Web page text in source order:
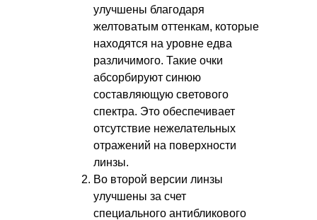
улучшены благодаря
желтоватым оттенкам, которые
находятся на уровне едва
различимого. Такие очки
абсорбируют синюю
составляющую светового
спектра. Это обеспечивает
отсутствие нежелательных
отражений на поверхности
линзы.
Во второй версии линзы
улучшены за счет
специального антибликового